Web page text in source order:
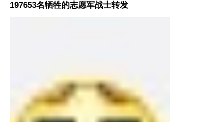
197653名牺牲的志愿军战士转发